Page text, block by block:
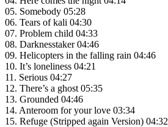
05. Somebody 05:28
06. Tears of kali 04:30
07. Problem child 04:33
08. Darknesstaker 04:46
09. Helicopters in the falling rain 04:46
10. It’s loneliness 04:21
11. Serious 04:27
12. There’s a ghost 05:35
13. Grounded 04:46
14. Anteroom for your love 03:34
15. Refuge (Stripped again Version) 04:32